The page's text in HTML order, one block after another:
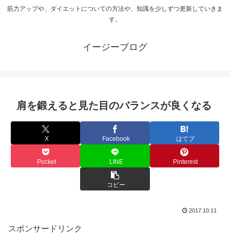
筋力アップや、ダイエットについての方法や、知識を少しずつ更新していきま
す。
イージーブログ
肩を鍛えると見た目のバランスが良くなる
X Facebook はてブ
Pocket LINE Pinterest
コピー
2017.10.11
スポンサードリンク